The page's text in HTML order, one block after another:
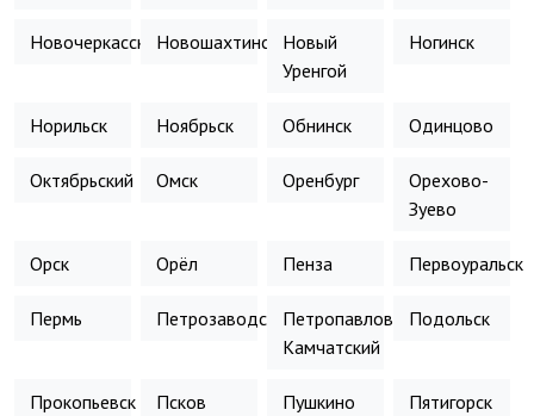
Новочеркасск Новошахтинск
Новый
Уренгой
Ногинск
Норильск Ноябрьск Обнинск Одинцово
Октябрьский Омск Оренбург
Орехово-
Зуево
Орск Орёл Пенза Первоуральск
Пермь Петрозаводск
Петропавловск-
Камчатский
Подольск
Прокопьевск Псков Пушкино Пятигорск